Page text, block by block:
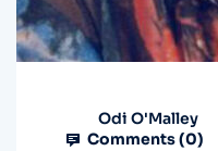
Odi O'Malley
Comments (0)